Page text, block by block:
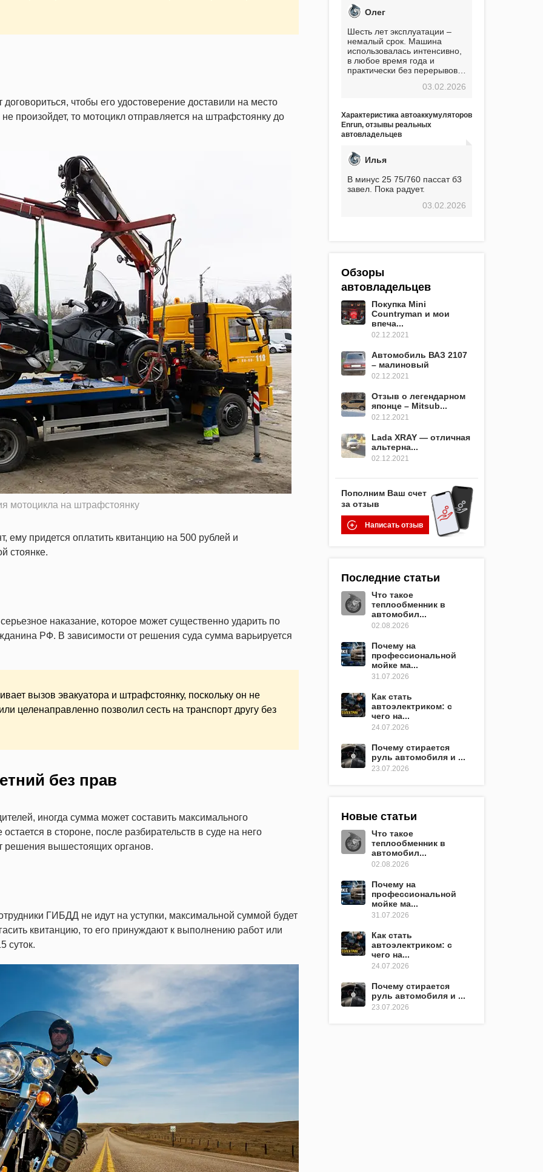
чтобы его удостоверение доставили на место
произойдет, то мотоцикл отправляется на штрафстоянку до
мотоцикла на штрафстоянку
ему придется оплатить квитанцию на 500 рублей и
стоянке.
наказание, которое может существенно ударить по
РФ. В зависимости от решения суда сумма варьируется
вызов эвакуатора и штрафстоянку, поскольку он не
целенаправленно позволил сесть на транспорт другу без
без прав
иногда сумма может составить максимального
в стороне, после разбирательств в суде на него
решения вышестоящих органов.
ГИБДД не идут на уступки, максимальной суммой будет
квитанцию, то его принуждают к выполнению работ или
суток.
вложение, избавляющее от
головной боли, связанной с
АКБ. Подтверждаю
Олег
Шесть лет эксплуатации –
немалый срок. Машина
использовалась интенсивно,
в любое время года и
практически без перерывов.
экстремальные морозы,
прогревался, чтобы избежать
проблем. И тем не менее, за
весь период использования
связанной с аккумулятором.
Прекрасный аккумулятор!
Недавно установил новый
АКОМ + EFB 75. Судя по
характеристикам, он даже
превосходит предыдущую
03.02.2026
Характеристика автоаккумуляторов
Enrun, отзывы реальных
автовладельцев
Илья
В минус 25 75/760 пассат б3
завел. Пока радует.
03.02.2026
Обзоры
автовладельцев
Покупка Mini
Countryman и мои
впеча...
02.12.2021
Автомобиль ВАЗ 2107
– малиновый
02.12.2021
Отзыв о легендарном
японце – Mitsub...
02.12.2021
Lada XRAY — отличная
альтерна...
02.12.2021
Пополним Ваш счет
за отзыв
Написать отзыв
Последние статьи
Что такое
теплообменник в
автомобил...
02.08.2026
Почему на
профессиональной
мойке ма...
31.07.2026
Как стать
автоэлектриком: с
чего на...
24.07.2026
Почему стирается
руль автомобиля и ...
23.07.2026
Новые статьи
Что такое
теплообменник в
автомобил...
02.08.2026
Почему на
профессиональной
мойке ма...
31.07.2026
Как стать
автоэлектриком: с
чего на...
24.07.2026
Почему стирается
руль автомобиля и ...
23.07.2026